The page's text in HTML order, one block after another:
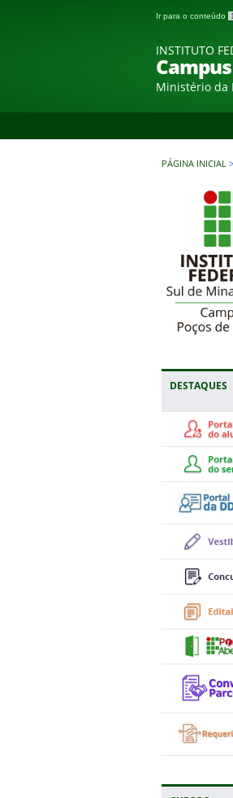
Ir para o conteúdo 1
INSTITUTO
Ministério da
PÁGINA INICIAL >
DESTAQUES